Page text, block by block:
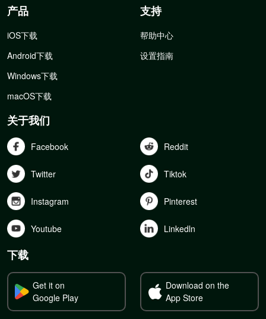
产品
iOS下载
Android下载
Windows下载
macOS下载
支持
帮助中心
设置指南
关于我们
Facebook Reddit
Twitter Tiktok
Instagram Pinterest
Youtube Linkedln
下载
Get it on
Google Play
Download on the
App Store